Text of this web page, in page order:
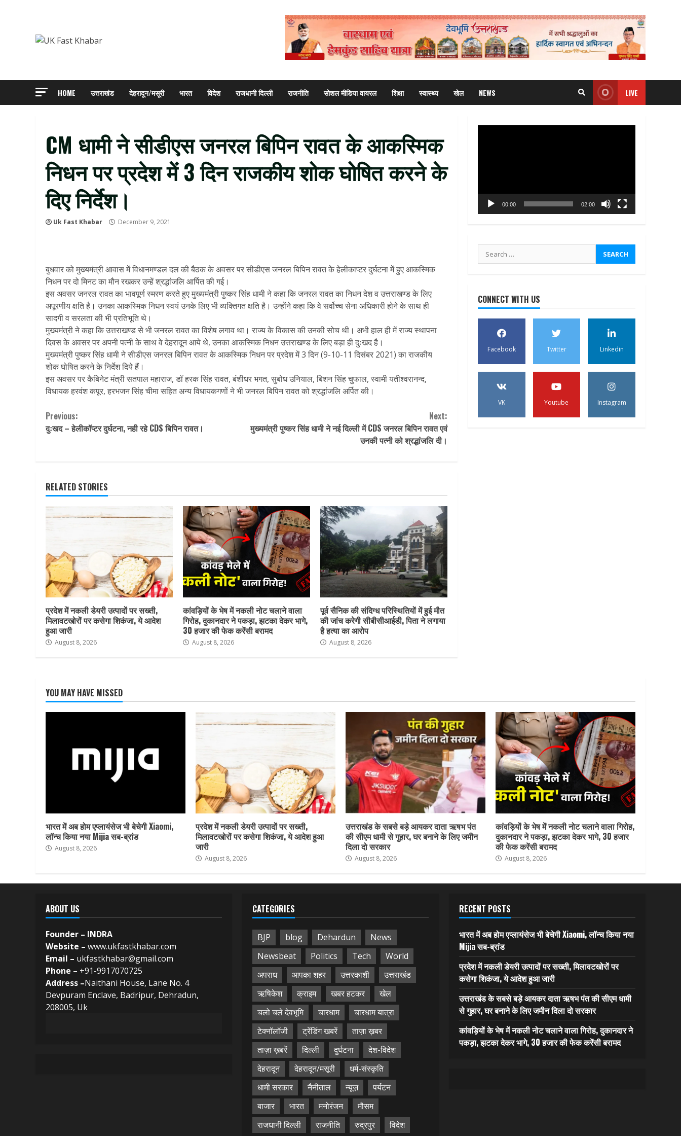
HOME उत्तराखंड देहरादून/मसूरी भारत विदेश राजधानी दिल्ली राजनीति सोशल मीडिया वायरल शिक्षा स्वास्थ्य खेल NEWS LIVE
CM धामी ने सीडीएस जनरल बिपिन रावत के आकस्मिक
निधन पर प्रदेश में 3 दिन राजकीय शोक घोषित करने के
दिए निर्देश।
Uk Fast Khabar December 9, 2021
बुधवार को मुख्यमंत्री आवास में विधानमण्डल दल की बैठक के अवसर पर सीडीएस जनरल बिपिन रावत के हेलीकाप्टर दुर्घटना में हुए आकस्मिक
निधन पर दो मिनट का मौन रखकर उन्हें श्रद्धांजलि आर्पित की गई।
इस अवसर जनरल रावत का भावपूर्ण स्मरण करते हुए मुख्यमंत्री पुष्कर सिंह धामी ने कहा कि जनरल रावत का निधन देश व उत्तराखण्ड के लिए
अपूरणीय क्षति है। उनका आकस्मिक निधन स्वयं उनके लिए भी व्यक्तिगत क्षति है। उन्होंने कहा कि वे सर्वोच्च सेना अधिकारी होने के साथ ही
सादगी व सरलता की भी प्रतिभूति थे।
मुख्यमंत्री ने कहा कि उत्तराखण्ड से भी जनरल रावत का विशेष लगाव था। राज्य के विकास की उनकी सोच थी। अभी हाल ही में राज्य स्थापना
दिवस के अवसर पर अपनी पत्नी के साथ वे देहरादून आये थे, उनका आकस्मिक निधन उत्तराखण्ड के लिए बड़ा ही दुःखद है।
मुख्यमंत्री पुष्कर सिंह धामी ने सीडीएस जनरल बिपिन रावत के आकस्मिक निधन पर प्रदेश में 3 दिन (9-10-11 दिसंबर 2021) का राजकीय
शोक घोषित करने के निर्देश दिये हैं।
इस अवसर पर कैबिनेट मंत्री सतपाल महाराज, डॉ हरक सिंह रावत, बंशीधर भगत, सुबोध उनियाल, बिशन सिंह चुफाल, स्वामी यतीश्वरानन्द,
विधायक हरवंश कपूर, हरभजन सिंह चीमा सहित अन्य विधायकगणों ने भी जनरल बिपिन रावत को श्रद्धांजलि अर्पित की।
Continue
Reading
Previous:
दुःखद – हेलीकॉप्टर दुर्घटना, नही रहे CDS बिपिन रावत।
Next:
मुख्यमंत्री पुष्कर सिंह धामी ने नई दिल्ली में CDS जनरल बिपिन रावत एवं
उनकी पत्नी को श्रद्धांजलि दी।
RELATED STORIES
प्रदेश में नकली डेयरी उत्पादों पर सख्ती,
मिलावटखोरों पर कसेगा शिकंजा, ये आदेश
हुआ जारी
August 8, 2026
कांवड़ियों के भेष में नकली नोट चलाने वाला
गिरोह, दुकानदार ने पकड़ा, झटका देकर भागे,
30 हजार की फेक करेंसी बरामद
August 8, 2026
पूर्व सैनिक की संदिग्ध परिस्थितियों में हुई मौत
की जांच करेगी सीबीसीआईडी, पिता ने लगाया
है हत्या का आरोप
August 8, 2026
00:00 02:00
Search
for:
CONNECT WITH US
Facebook Twitter Linkedin
VK Youtube Instagram
YOU MAY HAVE MISSED
भारत में अब होम एप्लायंसेज भी बेचेगी Xiaomi,
लॉन्च किया नया Mijia सब-ब्रांड
August 8, 2026
प्रदेश में नकली डेयरी उत्पादों पर सख्ती,
मिलावटखोरों पर कसेगा शिकंजा, ये आदेश हुआ
जारी
August 8, 2026
उत्तराखंड के सबसे बड़े आयकर दाता ऋषभ पंत
की सीएम धामी से गुहार, घर बनाने के लिए जमीन
दिला दो सरकार
August 8, 2026
कांवड़ियों के भेष में नकली नोट चलाने वाला गिरोह,
दुकानदार ने पकड़ा, झटका देकर भागे, 30 हजार
की फेक करेंसी बरामद
August 8, 2026
ABOUT US
Founder – INDRA
Website – www.ukfastkhabar.com
Email – ukfastkhabar@gmail.com
Phone – +91-9917070725
Address –Naithani House, Lane No. 4
Devpuram Enclave, Badripur, Dehradun,
208005, Uk
CATEGORIES
BJP blog Dehardun
News
Newsbeat
Politics Tech
World
अपराध
आपका शहर उत्तरकाशी
उत्तराखंड
ऋषिकेश
क्राइम खबर हटकर
खेल
चलो चले देवभूमि
चारधाम
चारधाम यात्रा
टेक्नॉलॉजी
ट्रेंडिंग खबरें
ताज़ा ख़बर
ताज़ा ख़बरें
दिल्ली दुर्घटना
देश-विदेश
देहरादून
देहरादून/मसूरी
धर्म-संस्कृति
धामी सरकार
नैनीताल न्यूज़
पर्यटन
बाजार
भारत मनोरंजन
मौसम
राजधानी दिल्ली
राजनीति रुद्रपुर विदेश
RECENT POSTS
भारत में अब होम एप्लायंसेज भी बेचेगी Xiaomi, लॉन्च किया नया
Mijia सब-ब्रांड
प्रदेश में नकली डेयरी उत्पादों पर सख्ती, मिलावटखोरों पर
कसेगा शिकंजा, ये आदेश हुआ जारी
उत्तराखंड के सबसे बड़े आयकर दाता ऋषभ पंत की सीएम धामी
से गुहार, घर बनाने के लिए जमीन दिला दो सरकार
कांवड़ियों के भेष में नकली नोट चलाने वाला गिरोह, दुकानदार ने
पकड़ा, झटका देकर भागे, 30 हजार की फेक करेंसी बरामद